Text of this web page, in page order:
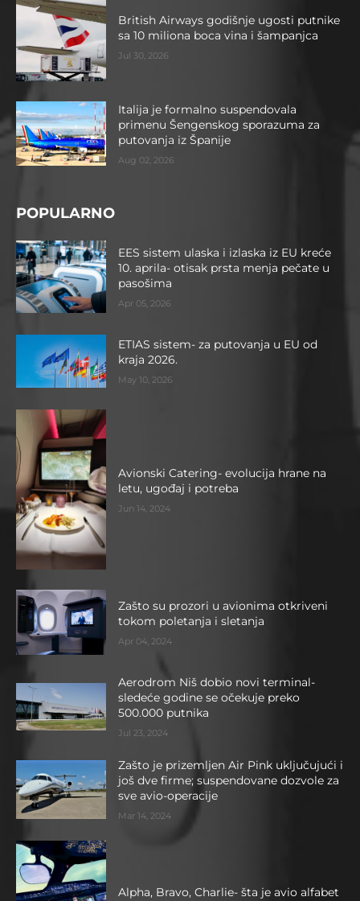
British Airways godišnje ugosti putnike
sa 10 miliona boca vina i šampanjca
Jul 30, 2026
Italija je formalno suspendovala
primenu Šengenskog sporazuma za
putovanja iz Španije
Aug 02, 2026
POPULARNO
EES sistem ulaska i izlaska iz EU kreće
10. aprila- otisak prsta menja pečate u
pasošima
Apr 05, 2026
ETIAS sistem- za putovanja u EU od
kraja 2026.
May 10, 2026
Avionski Catering- evolucija hrane na
letu, ugođaj i potreba
Jun 14, 2024
Zašto su prozori u avionima otkriveni
tokom poletanja i sletanja
Apr 04, 2024
Aerodrom Niš dobio novi terminal-
sledeće godine se očekuje preko
500.000 putnika
Jul 23, 2024
Zašto je prizemljen Air Pink uključujući i
još dve firme; suspendovane dozvole za
sve avio-operacije
Mar 14, 2024
Alpha, Bravo, Charlie- šta je avio alfabet